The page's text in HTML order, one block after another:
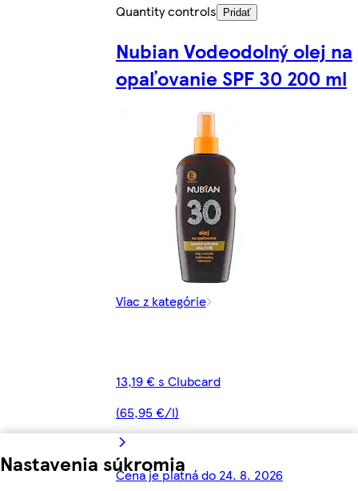
Nastavenia súkromia
Quantity controls
Pridať
Nubian Vodeodolný olej na
opaľovanie SPF 30 200 ml
Viac z kategórie
13,19 € s Clubcard
(65,95 €/l)
Cena je platná do 24. 8. 2026